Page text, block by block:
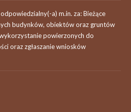
a) m.in. za: Bieżące
budynków, obiektów oraz gruntów
powierzonych do
oraz zgłaszanie wniosków